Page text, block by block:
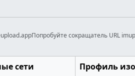
Попробуйте сокращатель URL
сети Профиль